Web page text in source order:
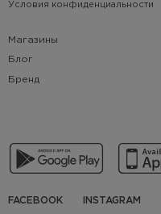
Условия конфиденциальности
Магазины
Блог
Бренд
FACEBOOK INSTAGRAM